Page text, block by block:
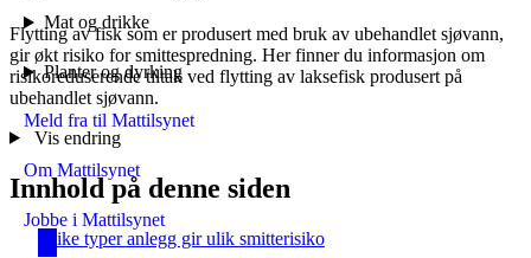
Mat og drikke
Planter og dyrking
Meld fra til Mattilsynet
Om Mattilsynet
Jobbe i Mattilsynet
Flytting av fisk som er produsert med bruk av ubehandlet sjøvann,
gir økt risiko for smittespredning. Her finner du informasjon om
risikoreduserende tiltak ved flytting av laksefisk produsert på
ubehandlet sjøvann.
Vis endring
Innhold på denne siden
Ulike typer anlegg gir ulik smitterisiko